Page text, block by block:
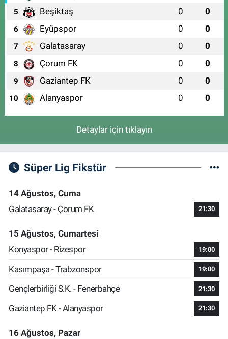
5 Beşiktaş 0 0
6 Eyüpspor 0 0
7 Galatasaray 0 0
8 Çorum FK 0 0
9 Gaziantep FK 0 0
10 Alanyaspor 0 0
Detaylar için tıklayın
Süper Lig Fikstür
14 Ağustos, Cuma
Galatasaray - Çorum FK
21:30
15 Ağustos, Cumartesi
Konyaspor - Rizespor
19:00
Kasımpaşa - Trabzonspor 19:00
Gençlerbirliği S.K. - Fenerbahçe 21:30
Gaziantep FK - Alanyaspor 21:30
16 Ağustos, Pazar